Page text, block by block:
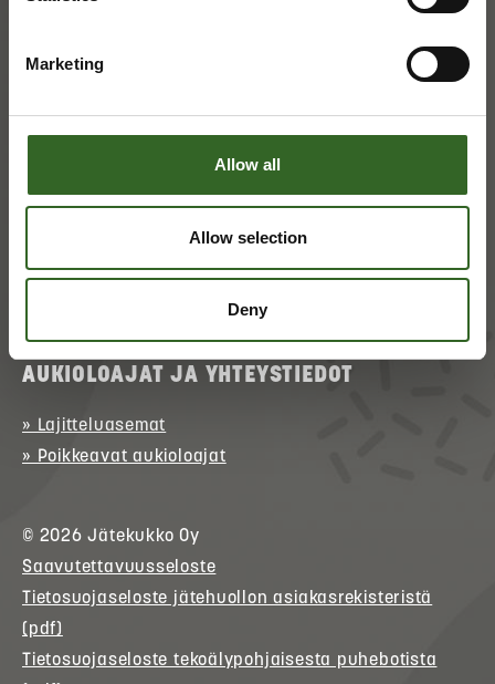
Marketing
Allow all
Allow selection
Deny
» Asioi verkossa(kirjautuminen)
» Palaute
AUKIOLOAJAT JA YHTEYSTIEDOT
» Lajitteluasemat
» Poikkeavat aukioloajat
© 2026Jätekukko Oy
Saavutettavuusseloste
Tietosuojaseloste jätehuollon asiakasrekisteristä
(pdf)
Tietosuojaseloste tekoälypohjaisesta puhebotista